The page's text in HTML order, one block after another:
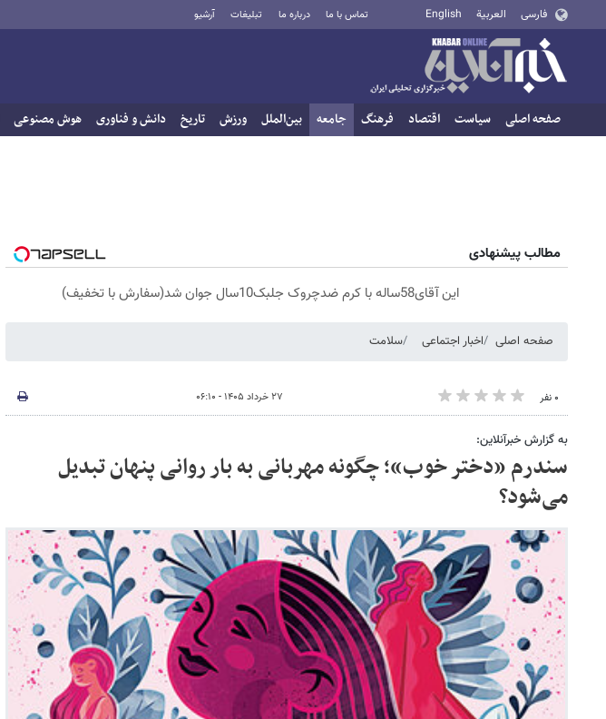
فارسی العربية English تماس با ما درباره ما تبلیغات آرشیو
صفحه اصلی سیاست اقتصاد فرهنگ جامعه بین‌الملل ورزش تاریخ دانش و فناوری هوش مصنوعی
مطالب پیشنهادی
این آقای58ساله با کرم ضدچروک جلبک10سال جوان شد(سفارش با تخفیف)
صفحه اصلی اخبار اجتماعی سلامت
۰ نفر ۲۷ خرداد ۱۴۰۵ - ۰۶:۱۰
به گزارش خبرآنلاین:
سندرم «دختر خوب»؛ چگونه مهربانی به بار روانی پنهان تبدیل
می‌شود؟